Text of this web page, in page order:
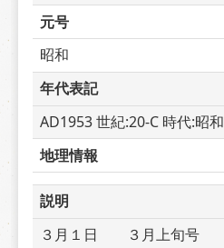
元号
昭和
年代表記
AD1953 世紀:20-C 時代:昭
地理情報
説明
３月１日　　３月上旬号